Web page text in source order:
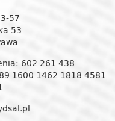
57
53
602 261 438
1600 1462 1818 4581